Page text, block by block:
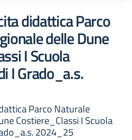
didattica Parco
delle Dune
I Scuola
I Grado_a.s.
Parco Naturale
Costiere_Classi I Scuola
2024_25